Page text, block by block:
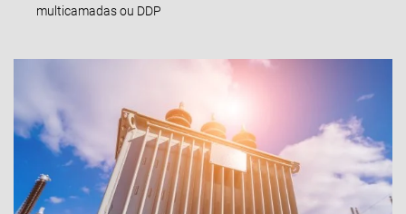
multicamadas ou DDP